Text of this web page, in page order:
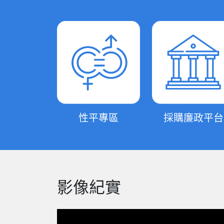
性平專區 採購廉政平台
影像紀實